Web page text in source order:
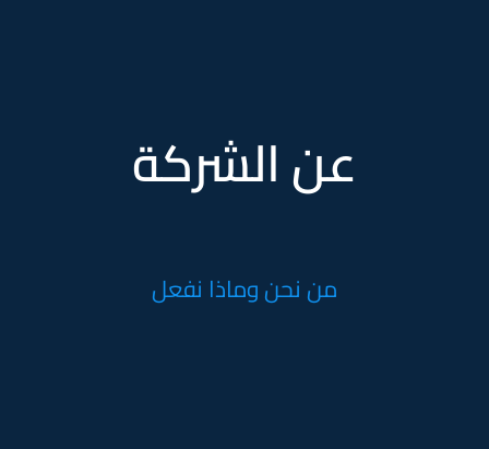
عن الشركة
من نحن وماذا نفعل